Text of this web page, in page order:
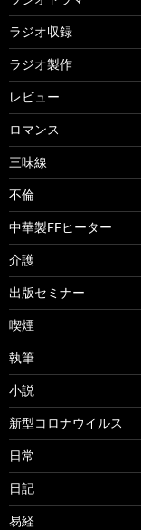
ラジオ収録
ラジオ製作
レビュー
ロマンス
三味線
不倫
中華製FFヒーター
介護
出版セミナー
喫煙
執筆
小説
新型コロナウイルス
日常
日記
易経